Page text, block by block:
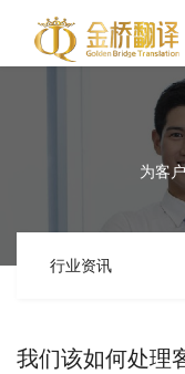
为客
行业资讯
我们该如何处理